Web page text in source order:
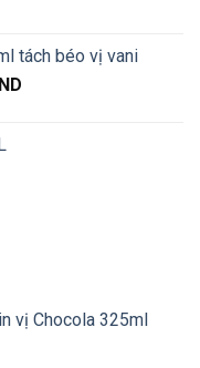
tách béo vị vani
vị Chocola 325ml
Giá